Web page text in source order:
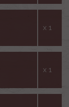
x 1
x 1